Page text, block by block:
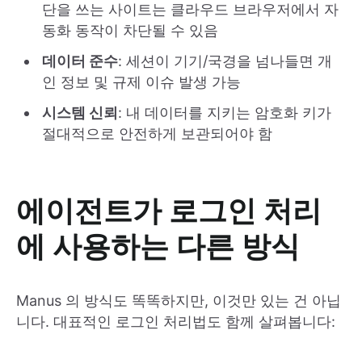
단을 쓰는 사이트는 클라우드 브라우저에서 자
동화 동작이 차단될 수 있음
데이터 준수: 세션이 기기/국경을 넘나들면 개
인 정보 및 규제 이슈 발생 가능
시스템 신뢰 : 내 데이터를 지키는 암호화 키가
절대적으로 안전하게 보관되어야 함
에이전트가 로그인 처리
에 사용하는 다른 방식
Manus 의 방식도 똑똑하지만, 이것만 있는 건 아닙
니다. 대표적인 로그인 처리법도 함께 살펴봅니다: